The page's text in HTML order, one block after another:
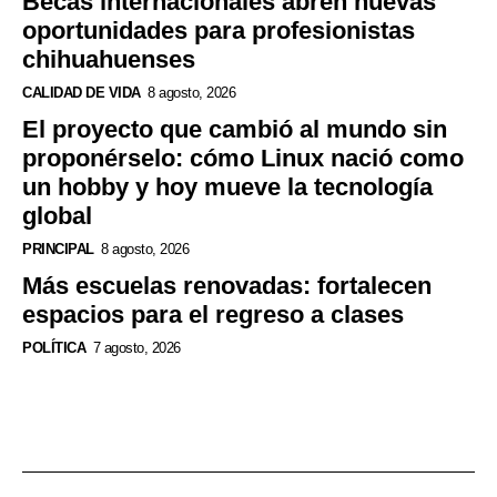
oportunidades para profesionistas
chihuahuenses
CALIDAD DE VIDA 8 agosto, 2026
El proyecto que cambió al mundo sin
proponérselo: cómo Linux nació como
un hobby y hoy mueve la tecnología
global
PRINCIPAL 8 agosto, 2026
Más escuelas renovadas: fortalecen
espacios para el regreso a clases
POLÍTICA 7 agosto, 2026